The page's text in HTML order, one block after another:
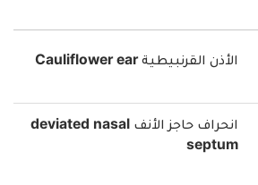
الأذن القرنبيطية Cauliflower ear
انحراف حاجز الأنف deviated nasal
septum